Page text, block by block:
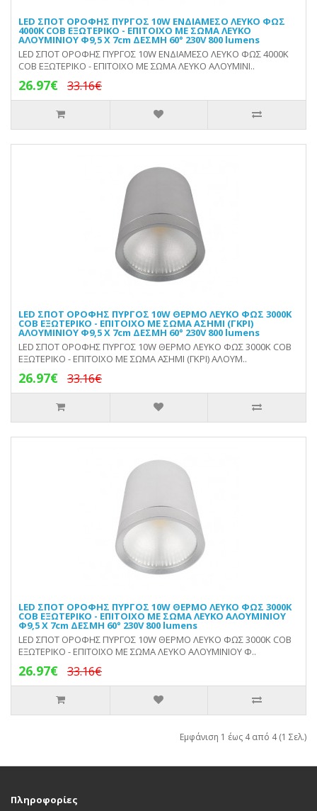
LED ΣΠΟΤ ΟΡΟΦΗΣ ΠΥΡΓΟΣ 10W ΕΝΔΙΑΜΕΣΟ ΛΕΥΚΟ ΦΩΣ
4000Κ COB ΕΞΩΤΕΡΙΚΟ - ΕΠΙΤΟΙΧΟ ΜΕ ΣΩΜΑ ΛΕΥΚΟ
ΑΛΟΥΜΙΝΙΟΥ Φ9,5 Χ 7cm ΔΕΣΜΗ 60° 230V 800 lumens
LED ΣΠΟΤ ΟΡΟΦΗΣ ΠΥΡΓΟΣ 10W ΕΝΔΙΑΜΕΣΟ ΛΕΥΚΟ ΦΩΣ 4000Κ
COB ΕΞΩΤΕΡΙΚΟ - ΕΠΙΤΟΙΧΟ ΜΕ ΣΩΜΑ ΛΕΥΚΟ ΑΛΟΥΜΙΝΙ..
26.97€ 33.16€
LED ΣΠΟΤ ΟΡΟΦΗΣ ΠΥΡΓΟΣ 10W ΘΕΡΜΟ ΛΕΥΚΟ ΦΩΣ 3000Κ
COB ΕΞΩΤΕΡΙΚΟ - ΕΠΙΤΟΙΧΟ ΜΕ ΣΩΜΑ ΑΣΗΜΙ (ΓΚΡΙ)
ΑΛΟΥΜΙΝΙΟΥ Φ9,5 Χ 7cm ΔΕΣΜΗ 60° 230V 800 lumens
LED ΣΠΟΤ ΟΡΟΦΗΣ ΠΥΡΓΟΣ 10W ΘΕΡΜΟ ΛΕΥΚΟ ΦΩΣ 3000Κ COB
ΕΞΩΤΕΡΙΚΟ - ΕΠΙΤΟΙΧΟ ΜΕ ΣΩΜΑ ΑΣΗΜΙ (ΓΚΡΙ) ΑΛΟΥΜ..
26.97€ 33.16€
LED ΣΠΟΤ ΟΡΟΦΗΣ ΠΥΡΓΟΣ 10W ΘΕΡΜΟ ΛΕΥΚΟ ΦΩΣ 3000Κ
COB ΕΞΩΤΕΡΙΚΟ - ΕΠΙΤΟΙΧΟ ΜΕ ΣΩΜΑ ΛΕΥΚΟ ΑΛΟΥΜΙΝΙΟΥ
Φ9,5 Χ 7cm ΔΕΣΜΗ 60° 230V 800 lumens
LED ΣΠΟΤ ΟΡΟΦΗΣ ΠΥΡΓΟΣ 10W ΘΕΡΜΟ ΛΕΥΚΟ ΦΩΣ 3000Κ COB
ΕΞΩΤΕΡΙΚΟ - ΕΠΙΤΟΙΧΟ ΜΕ ΣΩΜΑ ΛΕΥΚΟ ΑΛΟΥΜΙΝΙΟΥ Φ..
26.97€ 33.16€
Εμφάνιση 1 έως 4 από 4 (1 Σελ.)
Πληροφορίες